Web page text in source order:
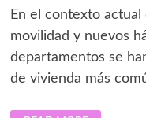
En el contexto
movilidad y nuevos
departamentos se
de vivienda más